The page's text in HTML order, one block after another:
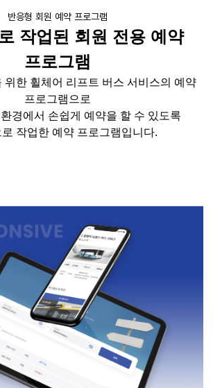
반응형 회원 예약 프로그램
작업된 회원 전용 예약
프로그램
위한 휠체어 리프트 버스 서비스의 예약
프로그램으로
경에서 손쉽게 예약을 할 수 있도록
작업한 예약 프로그램입니다.